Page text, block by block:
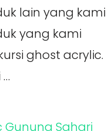
lain yang kami
yang kami
ghost acrylic.